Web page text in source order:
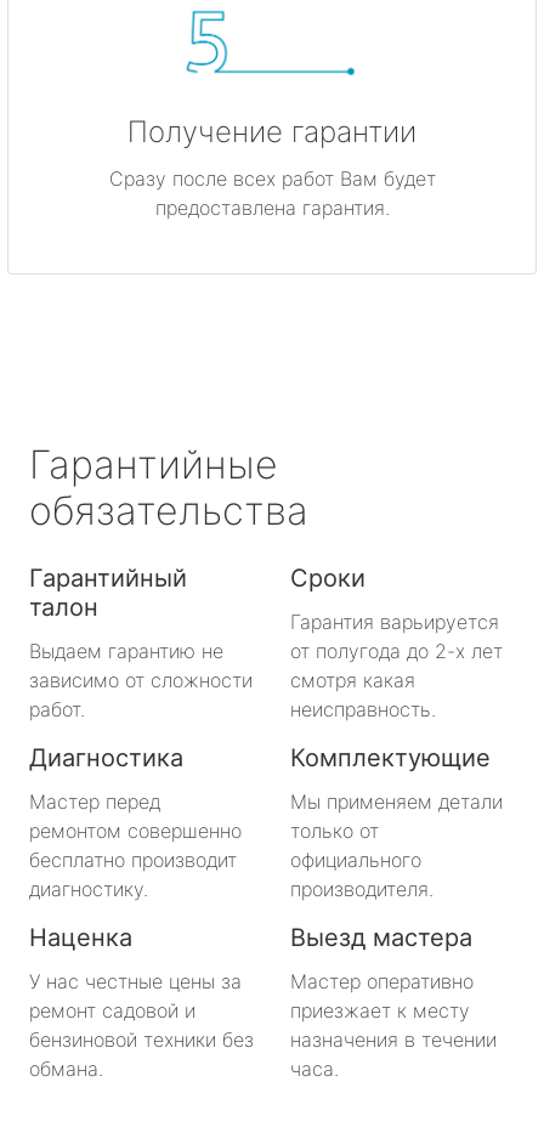
Получение гарантии
Сразу после всех работ Вам будет
предоставлена гарантия.
Гарантийные
обязательства
Гарантийный
талон
Выдаем гарантию не
зависимо от сложности
работ.
Сроки
Гарантия варьируется
от полугода до 2-х лет
смотря какая
неисправность.
Диагностика
Мастер перед
ремонтом совершенно
бесплатно производит
диагностику.
Комплектующие
Мы применяем детали
только от
официального
производителя.
Наценка
У нас честные цены за
ремонт садовой и
бензиновой техники без
обмана.
Выезд мастера
Мастер оперативно
приезжает к месту
назначения в течении
часа.